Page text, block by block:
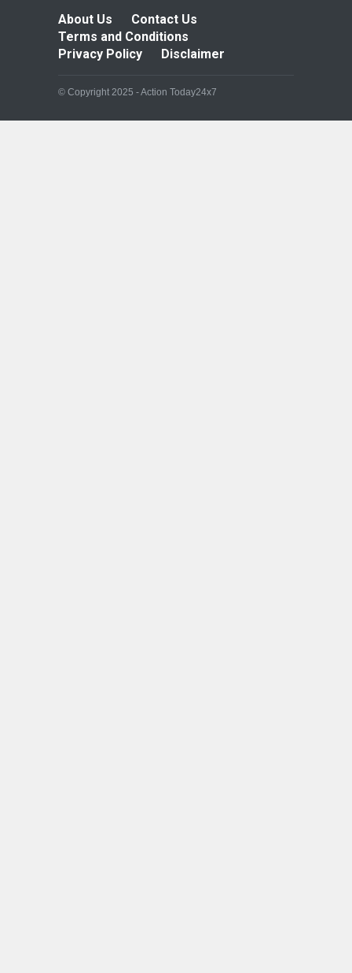
About Us
Contact Us
Terms and Conditions
Privacy Policy
Disclaimer
© Copyright 2025 - Action Today24x7